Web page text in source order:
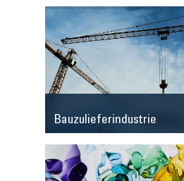
Bauzulieferindustrie